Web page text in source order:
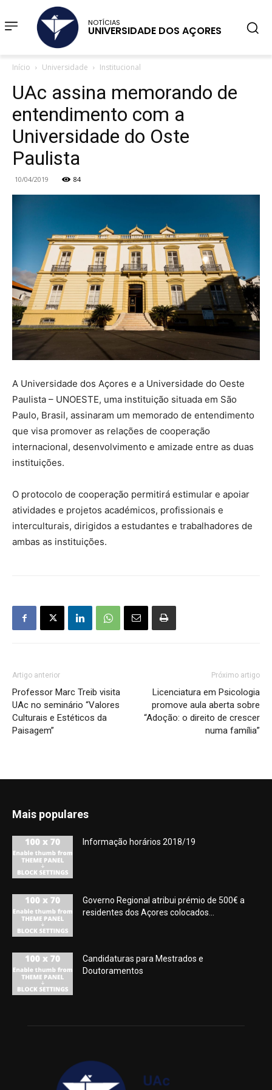
NOTÍCIAS
UNIVERSIDADE DOS AÇORES
Início Universidade Institucional
UAc assina memorando de
entendimento com a
Universidade do Oste
Paulista
10/04/2019 84
A Universidade dos Açores e a Universidade do Oeste
Paulista – UNOESTE, uma instituição situada em São
Paulo, Brasil, assinaram um memorado de entendimento
que visa promover as relações de cooperação
internacional, desenvolvimento e amizade entre as duas
instituições.
O protocolo de cooperação permitirá estimular e apoiar
atividades e projetos académicos, profissionais e
interculturais, dirigidos a estudantes e trabalhadores de
ambas as instituições.
Artigo anterior
Professor Marc Treib visita
UAc no seminário “Valores
Culturais e Estéticos da
Paisagem”
Próximo artigo
Licenciatura em Psicologia
promove aula aberta sobre
“Adoção: o direito de crescer
numa família”
Mais populares
Informação horários 2018/19
Governo Regional atribui prémio de 500€ a
residentes dos Açores colocados...
Candidaturas para Mestrados e
Doutoramentos